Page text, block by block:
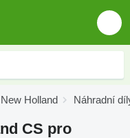
Holland Náhradní
CS pro